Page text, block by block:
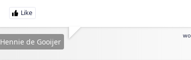
Hennie de Gooijer